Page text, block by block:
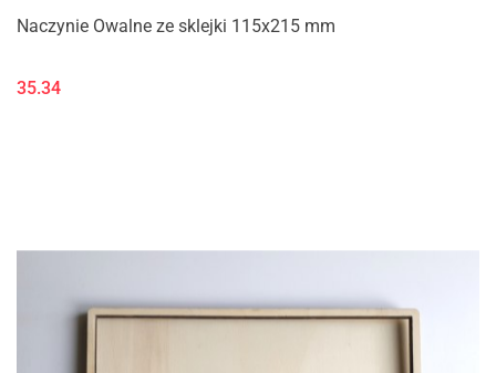
Naczynie Owalne ze sklejki 115x215 mm
35.34